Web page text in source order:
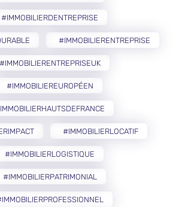
#IMMOBILIERDENTREPRISE
#IMMOBILIERENTREPRISE
#IMMOBILIERENTREPRISEUK
#IMMOBILIEREUROPÉEN
#IMMOBILIERLOCATIF
#IMMOBILIERLOGISTIQUE
#IMMOBILIERPATRIMONIAL